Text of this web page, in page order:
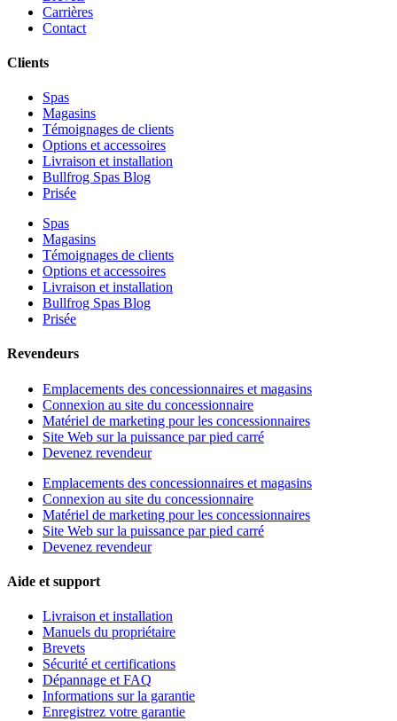
Carrières
Contact
Clients
Spas
Magasins
Témoignages de clients
Options et accessoires
Livraison et installation
Bullfrog Spas Blog
Prisée
Spas
Magasins
Témoignages de clients
Options et accessoires
Livraison et installation
Bullfrog Spas Blog
Prisée
Revendeurs
Emplacements des concessionnaires et magasins
Connexion au site du concessionnaire
Matériel de marketing pour les concessionnaires
Site Web sur la puissance par pied carré
Devenez revendeur
Emplacements des concessionnaires et magasins
Connexion au site du concessionnaire
Matériel de marketing pour les concessionnaires
Site Web sur la puissance par pied carré
Devenez revendeur
Aide et support
Livraison et installation
Manuels du propriétaire
Brevets
Sécurité et certifications
Dépannage et FAQ
Informations sur la garantie
Enregistrez votre garantie